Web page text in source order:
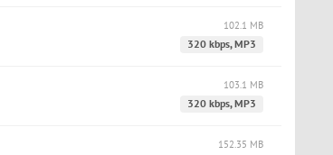
102.1 MB
320 kbps, MP3
103.1 MB
320 kbps, MP3
152.35 MB